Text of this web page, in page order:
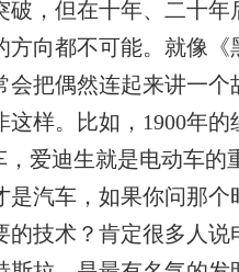
破，但在十年、二十
方向都不可能。就像
会把偶然连起来讲一
这样。比如，1900年
，爱迪生就是电动车的
是汽车，如果你问那
的技术？肯定很多人